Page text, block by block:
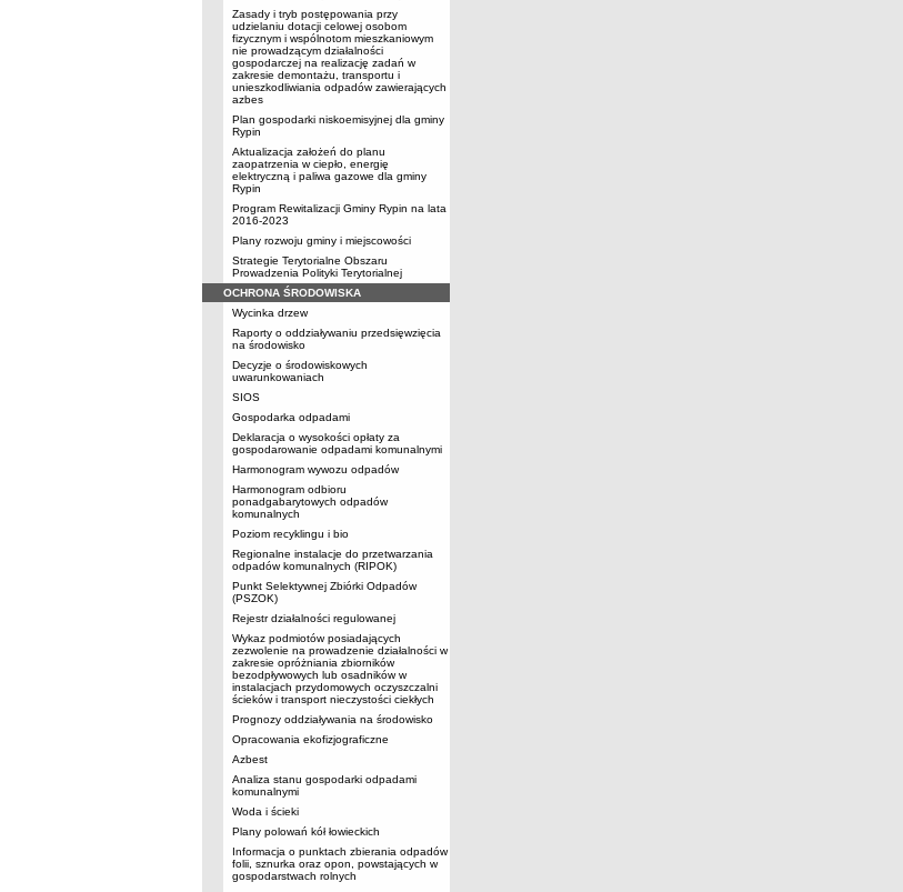
Zasady i tryb postępowania przy
udzielaniu dotacji celowej osobom
fizycznym i wspólnotom mieszkaniowym
nie prowadzącym działalności
gospodarczej na realizację zadań w
zakresie demontażu, transportu i
unieszkodliwiania odpadów zawierających
azbes
Plan gospodarki niskoemisyjnej dla gminy
Rypin
Aktualizacja założeń do planu
zaopatrzenia w ciepło, energię
elektryczną i paliwa gazowe dla gminy
Rypin
Program Rewitalizacji Gminy Rypin na lata
2016-2023
Plany rozwoju gminy i miejscowości
Strategie Terytorialne Obszaru
Prowadzenia Polityki Terytorialnej
OCHRONA ŚRODOWISKA
Wycinka drzew
Raporty o oddziaływaniu przedsięwzięcia
na środowisko
Decyzje o środowiskowych
uwarunkowaniach
SIOS
Gospodarka odpadami
Deklaracja o wysokości opłaty za
gospodarowanie odpadami komunalnymi
Harmonogram wywozu odpadów
Harmonogram odbioru
ponadgabarytowych odpadów
komunalnych
Poziom recyklingu i bio
Regionalne instalacje do przetwarzania
odpadów komunalnych (RIPOK)
Punkt Selektywnej Zbiórki Odpadów
(PSZOK)
Rejestr działalności regulowanej
Wykaz podmiotów posiadających
zezwolenie na prowadzenie działalności w
zakresie opróżniania zbiorników
bezodpływowych lub osadników w
instalacjach przydomowych oczyszczalni
ścieków i transport nieczystości ciekłych
Prognozy oddziaływania na środowisko
Opracowania ekofizjograficzne
Azbest
Analiza stanu gospodarki odpadami
komunalnymi
Woda i ścieki
Plany polowań kół łowieckich
Informacja o punktach zbierania odpadów
folii, sznurka oraz opon, powstających w
gospodarstwach rolnych